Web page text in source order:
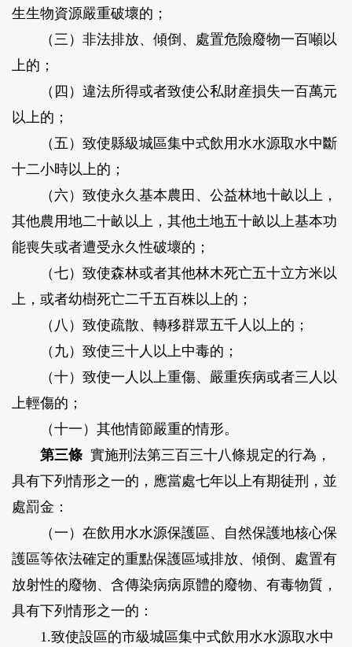
生生物資源嚴重破壞的；
（三）非法排放、傾倒、處置危險廢物一百噸以
上的；
（四）違法所得或者致使公私財産損失一百萬元
以上的；
（五）致使縣級城區集中式飲用水水源取水中斷
十二小時以上的；
（六）致使永久基本農田、公益林地十畝以上，
其他農用地二十畝以上，其他土地五十畝以上基本功
能喪失或者遭受永久性破壞的；
（七）致使森林或者其他林木死亡五十立方米以
上，或者幼樹死亡二千五百株以上的；
（八）致使疏散、轉移群眾五千人以上的；
（九）致使三十人以上中毒的；
（十）致使一人以上重傷、嚴重疾病或者三人以
上輕傷的；
（十一）其他情節嚴重的情形。
第三條實施刑法第三百三十八條規定的行為，
具有下列情形之一的，應當處七年以上有期徒刑，並
處罰金：
（一）在飲用水水源保護區、自然保護地核心保
護區等依法確定的重點保護區域排放、傾倒、處置有
放射性的廢物、含傳染病病原體的廢物、有毒物質，
具有下列情形之一的：
1.致使設區的市級城區集中式飲用水水源取水中